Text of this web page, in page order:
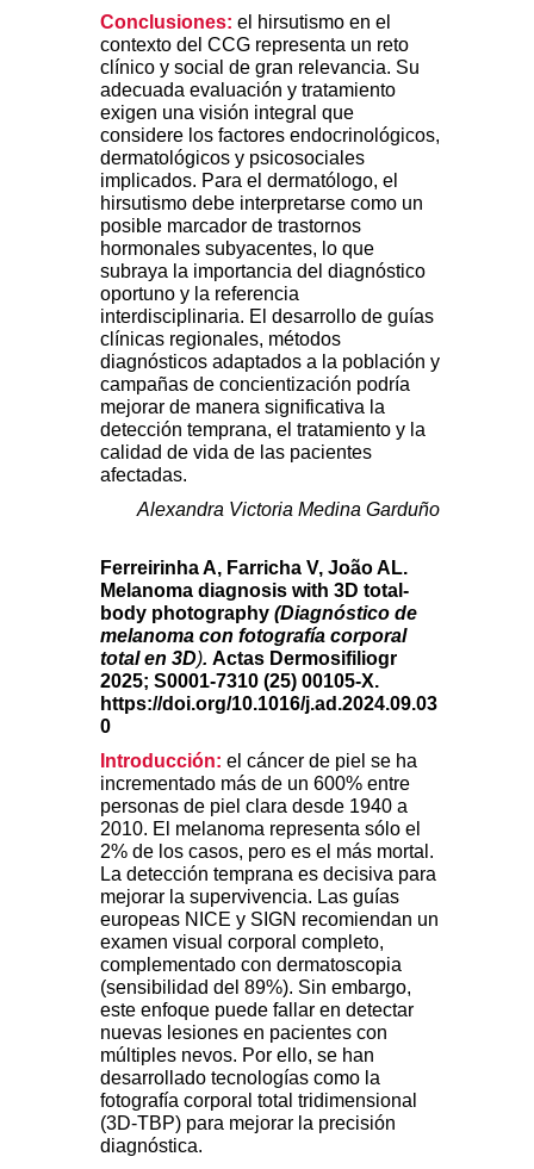
Conclusiones: el hirsutismo en el
contexto del CCG representa un reto
clínico y social de gran relevancia. Su
adecuada evaluación y tratamiento
exigen una visión integral que
considere los factores endocrinológicos,
dermatológicos y psicosociales
implicados. Para el dermatólogo, el
hirsutismo debe interpretarse como un
posible marcador de trastornos
hormonales subyacentes, lo que
subraya la importancia del diagnóstico
oportuno y la referencia
interdisciplinaria. El desarrollo de guías
clínicas regionales, métodos
diagnósticos adaptados a la población y
campañas de concientización podría
mejorar de manera significativa la
detección temprana, el tratamiento y la
calidad de vida de las pacientes
afectadas.
Alexandra Victoria Medina Garduño
Ferreirinha A, Farricha V, João AL.
Melanoma diagnosis with 3D total-
body photography (Diagnóstico de
melanoma con fotografía corporal
total en 3D). Actas Dermosifiliogr
2025; S0001-7310 (25) 00105-X.
https://doi.org/10.1016/j.ad.2024.09.03
0
Introducción: el cáncer de piel se ha
incrementado más de un 600% entre
personas de piel clara desde 1940 a
2010. El melanoma representa sólo el
2% de los casos, pero es el más mortal.
La detección temprana es decisiva para
mejorar la supervivencia. Las guías
europeas NICE y SIGN recomiendan un
examen visual corporal completo,
complementado con dermatoscopia
(sensibilidad del 89%). Sin embargo,
este enfoque puede fallar en detectar
nuevas lesiones en pacientes con
múltiples nevos. Por ello, se han
desarrollado tecnologías como la
fotografía corporal total tridimensional
(3D-TBP) para mejorar la precisión
diagnóstica.